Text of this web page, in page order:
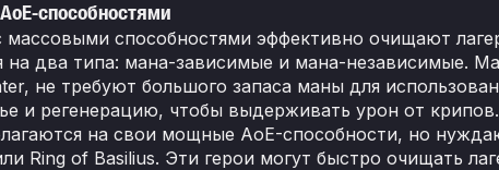
AoE-способностями
массовыми способностями эффективно очищают
на два типа: мана-зависимые и мана-независимые.
не требуют большого запаса маны для
и регенерацию, чтобы выдерживать урон от
на свои мощные AoE-способности, но
Ring of Basilius. Эти герои могут быстро очищать